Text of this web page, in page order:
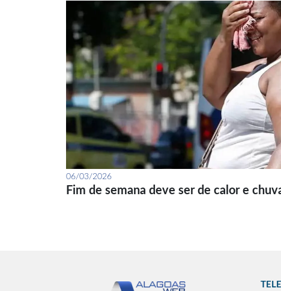
06/03/2026
Fim de semana deve ser de calor e